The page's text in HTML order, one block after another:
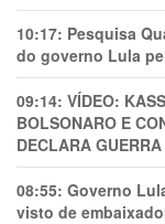
10:17: Pesquisa
do governo Lula
09:14: VÍDEO:
BOLSONARO E
DECLARA
08:55: Governo
visto de